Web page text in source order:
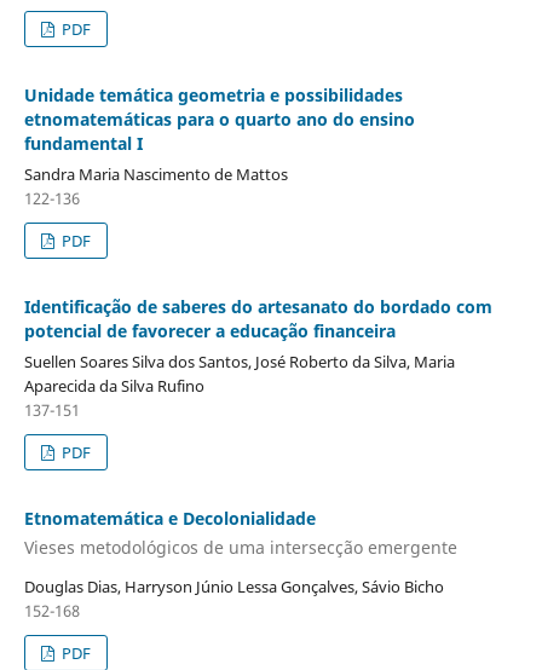
PDF
Unidade temática geometria e possibilidades
etnomatemáticas para o quarto ano do ensino
fundamental I
Sandra Maria Nascimento de Mattos
122-136
PDF
Identificação de saberes do artesanato do bordado com
potencial de favorecer a educação financeira
Suellen Soares Silva dos Santos, José Roberto da Silva, Maria
Aparecida da Silva Rufino
137-151
PDF
Etnomatemática e Decolonialidade
Vieses metodológicos de uma intersecção emergente
Douglas Dias, Harryson Júnio Lessa Gonçalves, Sávio Bicho
152-168
PDF